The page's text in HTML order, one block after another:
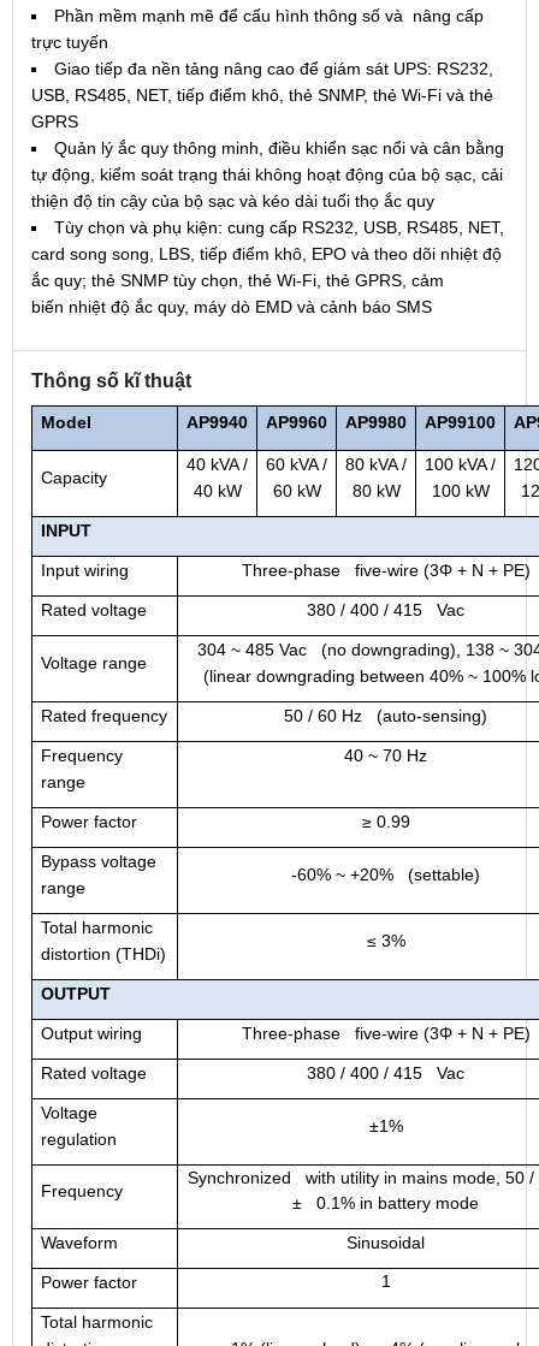
Phần mềm mạnh mẽ để cấu hình thông số và nâng cấp
trực tuyến
Giao tiếp đa nền tảng nâng cao để giám sát UPS: RS232,
USB, RS485, NET, tiếp điểm khô, thẻ SNMP, thẻ Wi-Fi và thẻ
GPRS
Quản lý ắc quy thông minh, điều khiển sạc nổi và cân bằng
tự động, kiểm soát trạng thái không hoạt động của bộ sạc, cải
thiện độ tin cậy của bộ sạc và kéo dài tuổi thọ ắc quy
Tùy chọn và phụ kiện: cung cấp RS232, USB, RS485, NET,
card song song, LBS, tiếp điểm khô, EPO và theo dõi nhiệt độ
ắc quy; thẻ SNMP tùy chọn, thẻ Wi-Fi, thẻ GPRS, cảm
biến nhiệt độ ắc quy, máy dò EMD và cảnh báo SMS
Thông số kĩ thuật
Model AP9940 AP9960 AP9980 AP99100 AP
Capacity
40 kVA /
40 kW
60 kVA /
60 kW
80 kVA /
80 kW
100 kVA /
100 kW
INPUT
Input wiring Three-phase five-wire (3Φ + N + PE)
Rated voltage 380 / 400 / 415 Vac
Voltage range
304 ~ 485 Vac (no downgrading), 138 ~
(linear downgrading between 40% ~ 100%
Rated frequency 50 / 60 Hz (auto-sensing)
Frequency
range
40 ~ 70 Hz
Power factor ≥ 0.99
Bypass voltage
range
-60% ~ +20% (settable)
Total harmonic
distortion (THDi)
≤ 3%
OUTPUT
Output wiring Three-phase five-wire (3Φ + N + PE)
Rated voltage 380 / 400 / 415 Vac
Voltage
regulation
±1%
Frequency
Synchronized with utility in mains mode, 50 /
± 0.1% in battery mode
Waveform Sinusoidal
Power factor 1
Total harmonic